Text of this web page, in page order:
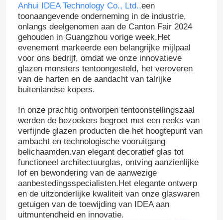
Anhui IDEA Technology Co., Ltd.,een
toonaangevende onderneming in de industrie,
onlangs deelgenomen aan de Canton Fair 2024
gehouden in Guangzhou vorige week.Het
evenement markeerde een belangrijke mijlpaal
voor ons bedrijf, omdat we onze innovatieve
glazen monsters tentoongesteld, het veroveren
van de harten en de aandacht van talrijke
buitenlandse kopers.
In onze prachtig ontworpen tentoonstellingszaal
werden de bezoekers begroet met een reeks van
verfijnde glazen producten die het hoogtepunt van
ambacht en technologische vooruitgang
belichaamden.van elegant decoratief glas tot
functioneel architectuurglas, ontving aanzienlijke
lof en bewondering van de aanwezige
aanbestedingsspecialisten.Het elegante ontwerp
en de uitzonderlijke kwaliteit van onze glaswaren
getuigen van de toewijding van IDEA aan
uitmuntendheid en innovatie.